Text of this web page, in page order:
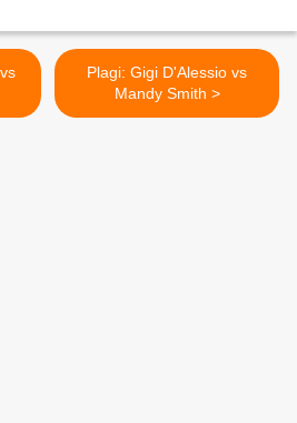
Plagi: Gigi D'Alessio vs
Mandy Smith >